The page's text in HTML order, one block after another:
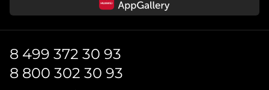
8 499 372 30 93
8 800 302 30 93